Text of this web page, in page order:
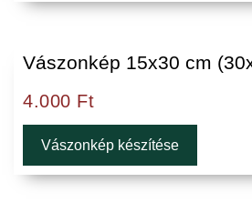
Vászonkép 15x30 cm
4.000 Ft
Vászonkép készítése